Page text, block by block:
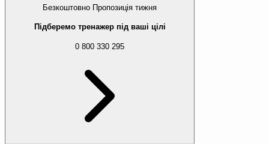
Безкоштовно Пропозиція тижня
Підберемо тренажер під ваші цілі
0 800 330 295